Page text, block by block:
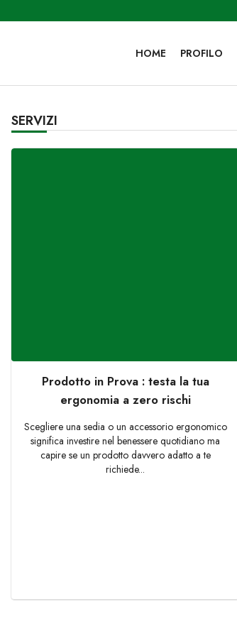
HOME PROFILO
SERVIZI
Prodotto in Prova : testa la tua
ergonomia a zero rischi
Scegliere una sedia o un accessorio ergonomico
significa investire nel benessere quotidiano ma
capire se un prodotto davvero adatto a te
richiede...